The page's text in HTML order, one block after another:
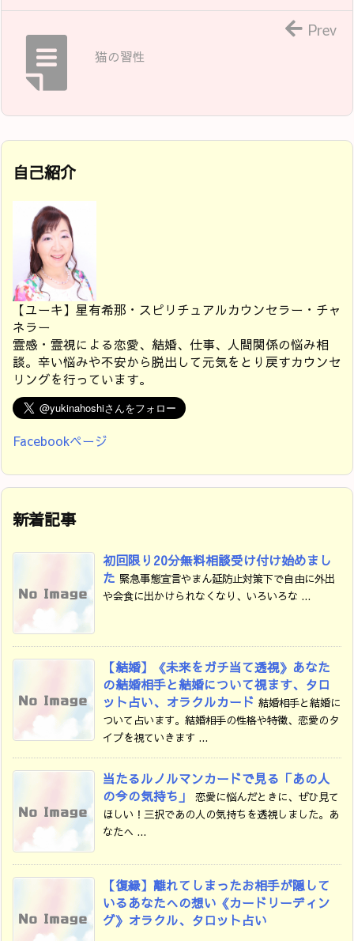
猫の習性
Prev
自己紹介
【ユーキ】星有希那・スピリチュアルカウンセラー・チャ
ネラー
霊感・霊視による恋愛、結婚、仕事、人間関係の悩み相
談。辛い悩みや不安から脱出して元気をとり戻すカウンセ
リングを行っています。
Facebookページ
新着記事
初回限り20分無料相談受け付け始めまし
た 緊急事態宣言やまん延防止対策下で自由に外出
や会食に出かけられなくなり、いろいろな ...
【結婚】《未来をガチ当て透視》あなた
の結婚相手と結婚について視ます、タロ
ット占い、オラクルカード 結婚相手と結婚に
ついて占います。結婚相手の性格や特徴、恋愛のタ
イプを視ていきます ...
当たるルノルマンカードで見る「あの人
の今の気持ち」
恋愛に悩んだときに、ぜひ見て
ほしい！三択であの人の気持ちを透視しました。あ
なたへ ...
【復縁】離れてしまったお相手が隠して
いるあなたへの想い《カードリーディン
グ》オラクル、タロット占い